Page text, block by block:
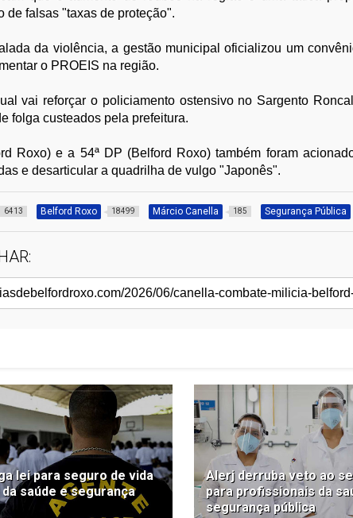
de falsas "taxas de proteção".
da violência, a gestão municipal oficializou um
o PROEIS na região.
vai reforçar o policiamento ostensivo no Sargento
folga custeados pela prefeitura.
Roxo) e a 54ª DP (Belford Roxo) também foram
e desarticular a quadrilha de vulgo "Japonês".
6413 Belford Roxo 18499 Márcio Canella 185 Segurança Pública
lei para seguro de vida
saúde e segurança
Alerj derruba veto ao
para profissionais da
segurança pública